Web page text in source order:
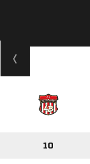
10